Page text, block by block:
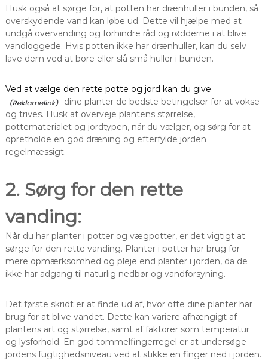
Husk også at sørge for, at potten har drænhuller i bunden, så
overskydende vand kan løbe ud. Dette vil hjælpe med at
undgå overvanding og forhindre råd og rødderne i at blive
vandloggede. Hvis potten ikke har drænhuller, kan du selv
lave dem ved at bore eller slå små huller i bunden.
Ved at vælge den rette potte og jord kan du give
dine planter de bedste betingelser for at vokse
og trives. Husk at overveje plantens størrelse,
pottematerialet og jordtypen, når du vælger, og sørg for at
opretholde en god dræning og efterfylde jorden
regelmæssigt.
2. Sørg for den rette
vanding:
Når du har planter i potter og vægpotter, er det vigtigt at
sørge for den rette vanding. Planter i potter har brug for
mere opmærksomhed og pleje end planter i jorden, da de
ikke har adgang til naturlig nedbør og vandforsyning.
Det første skridt er at finde ud af, hvor ofte dine planter har
brug for at blive vandet. Dette kan variere afhængigt af
plantens art og størrelse, samt af faktorer som temperatur
og lysforhold. En god tommelfingerregel er at undersøge
jordens fugtighedsniveau ved at stikke en finger ned i jorden.